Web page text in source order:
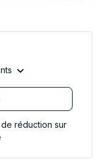
réduction sur